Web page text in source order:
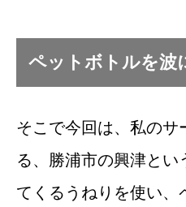
ペットボトルを波
そこで今回は、私のサ
る、勝浦市の興津とい
てくるうねりを使い、